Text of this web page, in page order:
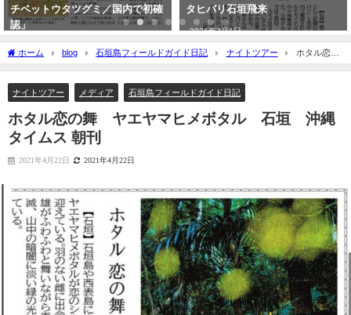
チベットウタツグミ／国内で初確
認」
タヒバリ石垣飛来
2026年3月1日
ホーム blog 石垣島フィールドガイド日記 ナイトツアー
ホタル恋の
舞 ヤエヤマヒメボタル 石垣 沖縄タイムス 朝刊
ナイトツアー メディア 石垣島フィールドガイド日記
ホタル恋の舞 ヤエヤマヒメボタル 石垣 沖縄
タイムス 朝刊
2021年4月22日 2021年4月22日